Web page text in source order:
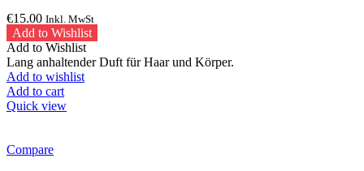
€15.00 Inkl. MwSt
Add to Wishlist
Add to Wishlist
Lang anhaltender Duft für Haar und Körper.
Add to wishlist
Add to cart
Quick view
Compare